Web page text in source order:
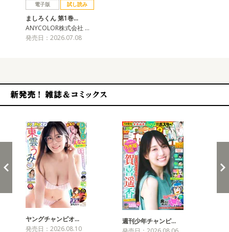
電子版 試し読み
ましろくん 第1巻…
ANYCOLOR株式会社 …
発売日：2026.07.08
ヤングチャンピオ…
発売日：2026.08.10
週刊少年チャンピ…